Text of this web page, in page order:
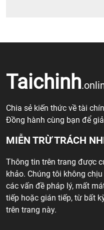
Taichinh
Chia sẻ kiến thức về tài
Đồng hành cùng bạn để
MIỄN TRỪ TRÁCH
Thông tin trên trang được
khảo. Chúng tôi không
các vấn đề pháp lý, mất
tiếp hoặc gián tiếp, từ bất
trên trang này.